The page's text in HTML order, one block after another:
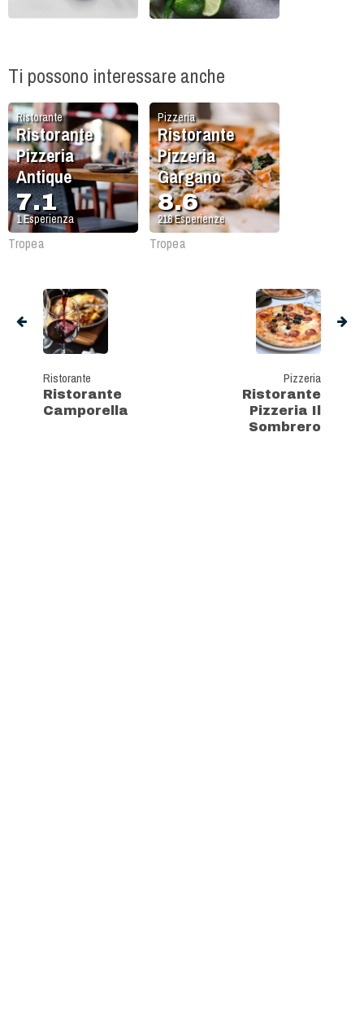
Ti possono interessare anche
Ristorante
Ristorante
Pizzeria
Antique
7.1
1Esperienza
Tropea
Pizzeria
Ristorante
Pizzeria
Gargano
8.6
218Esperienze
Tropea
Ristorante
Ristorante
Camporella
Pizzeria
Ristorante
Pizzeria Il
Sombrero